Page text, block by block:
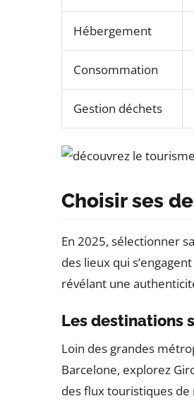
Hébergement
Consommation
Gestion déchets
Choisir ses
En 2025, sélectionner
des lieux qui
révélant une
Les destinations
Loin des grandes
Barcelone, explorez
des flux touristiques de